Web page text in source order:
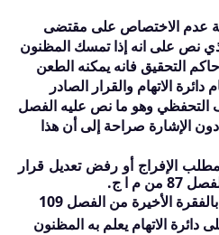
عدم الاختصاص على مقتضى
نص على انه إذا تمسك المظنون
التحقيق فانه يمكنه الطعن
الاتهام والقرار الصادر
التحفظي وهو ما نص عليه الفصل
الإشارة صراحة إلى أن هذا
الإفراج أو رفض تعديل قرار
87 من م ا ج.
الأخيرة من الفصل 109
دائرة الاتهام يعلم به المظنون